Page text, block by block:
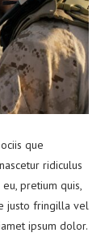
que
ridiculus
pretium quis,
justo fringilla vel
ipsum dolor.